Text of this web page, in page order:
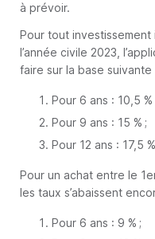
à prévoir.
Pour tout
l’année civile 2023,
faire sur la base suivante
Pour 6 ans : 10,5 %
Pour 9 ans : 15 % ;
Pour 12 ans : 17,5
Pour un achat entre le
les taux s’abaissent
Pour 6 ans : 9 % ;